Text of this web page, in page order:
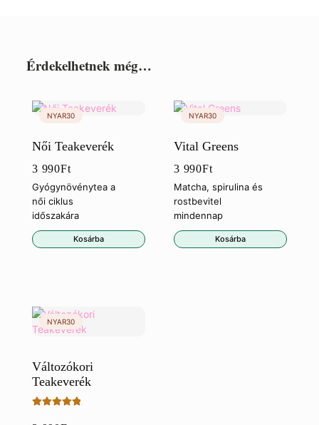
Érdekelhetnek még…
Női Teakeverék
3 990Ft
Gyógynövénytea a
női ciklus
időszakára
Kosárba
Vital Greens
3 990Ft
Matcha, spirulina és
rostbevitel
mindennap
Kosárba
Változókori
Teakeverék